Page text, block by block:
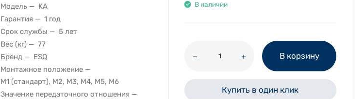
Модель
KA
Гарантия
1 год
Срок службы
5 лет
Вес (кг)
77
Бренд
ESQ
Монтажное положение
M1 (стандарт), M2, M3, M4, M5, M6
Значение передаточного отношения
В наличии
В корзину
Купить в один клик